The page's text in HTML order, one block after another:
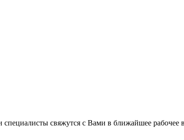
свяжутся с Вами в ближайшее рабочее